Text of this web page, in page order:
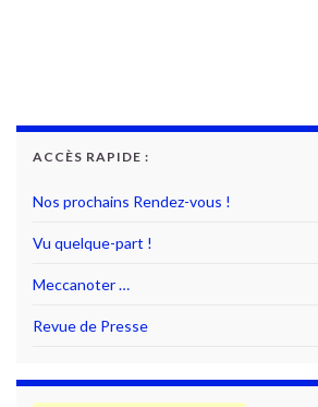
ACCÈS RAPIDE :
Nos prochains Rendez-vous !
Vu quelque-part !
Meccanoter …
Revue de Presse